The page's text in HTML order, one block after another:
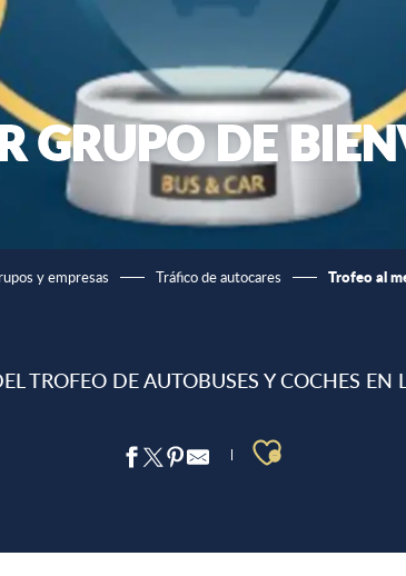
GRUPO DE
y empresas Tráfico de autocares Trofeo al
TROFEO DE AUTOBUSES Y COCHES
Ajouter